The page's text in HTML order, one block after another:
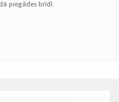
piegādes brīdī.